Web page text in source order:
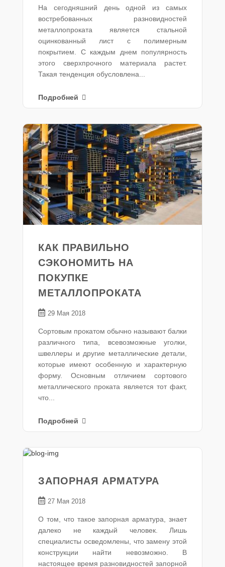
На сегодняшний день одной из самых
востребованных разновидностей
металлопроката является стальной
оцинкованный лист с полимерным
покрытием. С каждым днем популярность
этого сверхпрочного материала растет.
Такая тенденция обусловлена...
Подробней
КАК ПРАВИЛЬНО
СЭКОНОМИТЬ НА
ПОКУПКЕ
МЕТАЛЛОПРОКАТА
29 Мая 2018
Сортовым прокатом обычно называют балки
различного типа, всевозможные уголки,
швеллеры и другие металлические детали,
которые имеют особенную и характерную
форму. Основным отличием сортового
металлического проката является тот факт,
что...
Подробней
ЗАПОРНАЯ АРМАТУРА
27 Мая 2018
О том, что такое запорная арматура, знает
далеко не каждый человек. Лишь
специалисты осведомлены, что замену этой
конструкции найти невозможно. В
настоящее время разновидностей запорной